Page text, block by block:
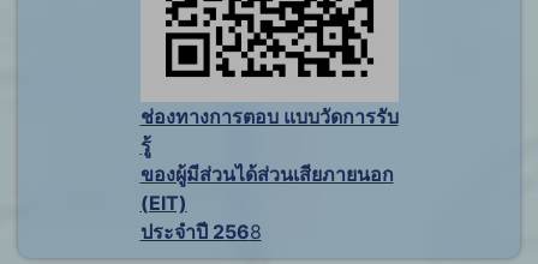
ช่องทางการตอบ แบบวัดการรับ
รู้
ของผู้มีส่วนได้ส่วนเสียภายนอก
(EIT)
ประจำปี 2568